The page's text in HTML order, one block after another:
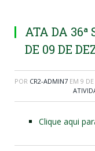
ATA DA 36ª
DE 09 DE
POR CR2-ADMIN7 EM 9
Clique aqui